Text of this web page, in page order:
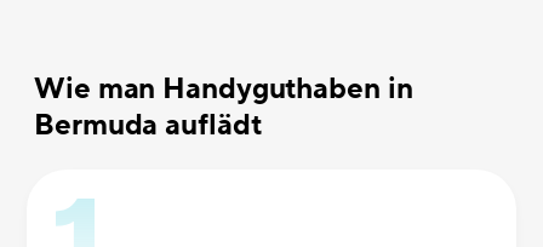
Wie man Handyguthaben in
Bermuda auflädt